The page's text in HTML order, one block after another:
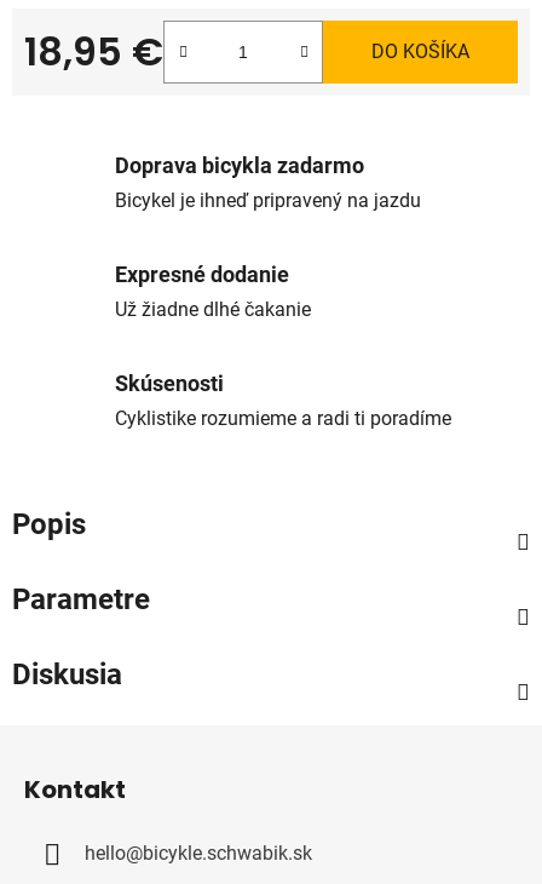
18,95 €
Jednotková cena:
DO KOŠÍKA
Doprava bicykla zadarmo
Bicykel je ihneď pripravený na jazdu
Expresné dodanie
Už žiadne dlhé čakanie
Skúsenosti
Cyklistike rozumieme a radi ti poradíme
Popis
Parametre
Diskusia
Kontakt
hello@bicykle.schwabik.sk